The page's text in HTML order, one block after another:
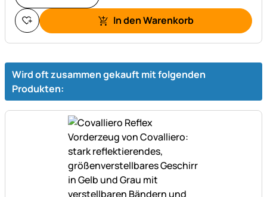
In den Warenkorb
Wird oft zusammen gekauft mit folgenden
Produkten: